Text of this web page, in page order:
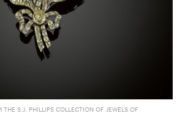
S.J. PHILLIPS COLLECTION OF JEWELS OF